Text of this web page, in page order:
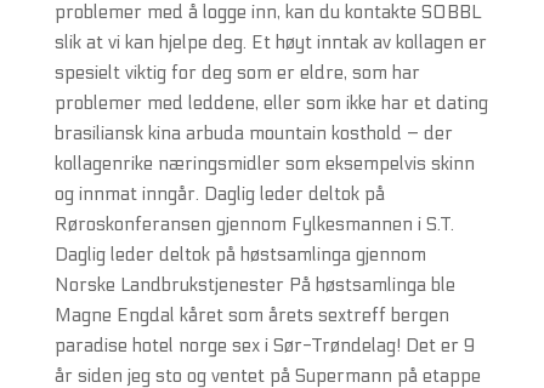
problemer med å logge inn, kan du kontakte SOBBL
slik at vi kan hjelpe deg. Et høyt inntak av kollagen er
spesielt viktig for deg som er eldre, som har
problemer med leddene, eller som ikke har et dating
brasiliansk kina arbuda mountain kosthold – der
kollagenrike næringsmidler som eksempelvis skinn
og innmat inngår. Daglig leder deltok på
Røroskonferansen gjennom Fylkesmannen i S.T.
Daglig leder deltok på høstsamlinga gjennom
Norske Landbrukstjenester På høstsamlinga ble
Magne Engdal kåret som årets sextreff bergen
paradise hotel norge sex i Sør-Trøndelag! Det er 9
år siden jeg sto og ventet på Supermann på etappe